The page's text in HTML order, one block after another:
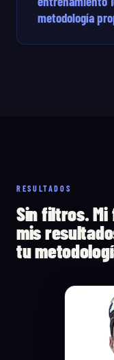
metodología
RESULTADOS
Sin filtros.
mis
tu